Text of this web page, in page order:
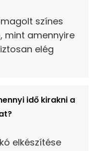
színes
mint amennyire
elég
idő kirakni a
elkészítése